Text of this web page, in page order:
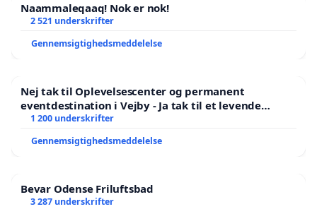
Naammaleqaaq! Nok er nok!
2 521 underskrifter
Gennemsigtighedsmeddelelse
Nej tak til Oplevelsescenter og permanent
eventdestination i Vejby - Ja tak til et levende
lokalområde i balance
1 200 underskrifter
Gennemsigtighedsmeddelelse
Bevar Odense Friluftsbad
3 287 underskrifter